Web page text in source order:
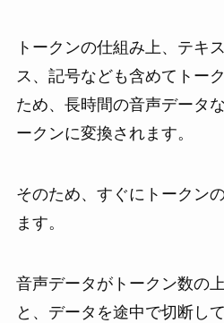
トークンの仕組み上、テキ
ス、記号なども含めてトー
ため、長時間の音声データ
ークンに変換されます。
そのため、すぐにトークン
ます。
音声データがトークン数の
と、データを途中で切断し